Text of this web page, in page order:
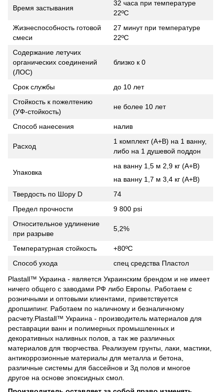
Время застывания
32 часа при температуре
22ºC
Жизнеспособность готовой
смеси
27 минут при температуре
22ºC
Содержание летучих
органических соединений
(ЛОС)
близко к 0
Срок службы
до 10 лет
Стойкость к пожелтению
(УФ-стойкость)
не более 10 лет
Способ нанесения налив
Расход
1 комплект (А+B) на 1 ванну,
либо на 1 душевой поддон
Упаковка
на ванну 1,5 м 2,9 кг (А+B)
на ванну 1,7 м 3,4 кг (A+B)
Твердость по Шору D
74
Предел прочности
9 800 psi
Относительное удлинение
при разрыве
5,2%
Температурная стойкость
+80ºC
Способ ухода
спец средства Пластол
Plastall™ Украина - является Украинским брендом и не имеет
ничего общего с заводами РФ либо Европы. Работаем с
розничными и оптовыми клиентами, приветствуется
дропшипинг. Работаем по наличному и безналичному
расчету.Plastall™ Украина - производитель материалов для
реставрации ванн и полимерных промышленных и
декоративных наливных полов, а так же различных
материалов для творчества. Реализуем грунты, лаки, мастики,
антикоррозионные материалы для металла и бетона,
различные системы для бассейнов и 3д полов и многое
другое на основе эпоксидных смол.